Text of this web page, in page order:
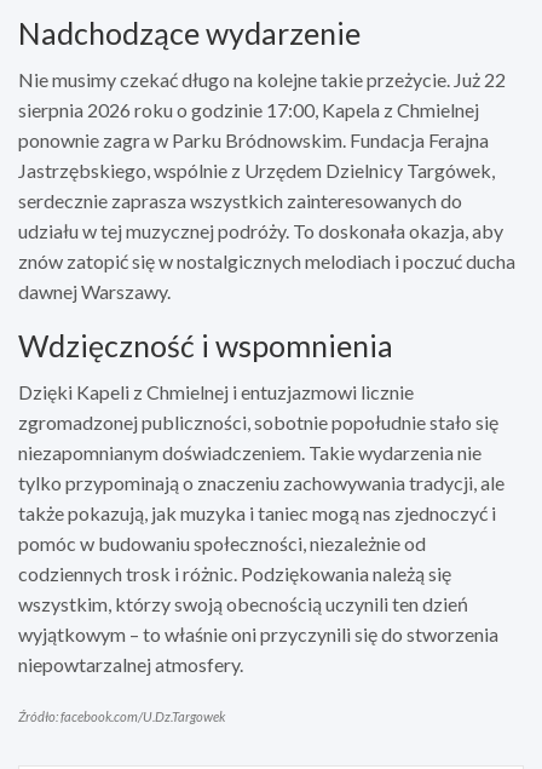
Nadchodzące wydarzenie
Nie musimy czekać długo na kolejne takie przeżycie. Już 22
sierpnia 2026 roku o godzinie 17:00, Kapela z Chmielnej
ponownie zagra w Parku Bródnowskim. Fundacja Ferajna
Jastrzębskiego, wspólnie z Urzędem Dzielnicy Targówek,
serdecznie zaprasza wszystkich zainteresowanych do
udziału w tej muzycznej podróży. To doskonała okazja, aby
znów zatopić się w nostalgicznych melodiach i poczuć ducha
dawnej Warszawy.
Wdzięczność i wspomnienia
Dzięki Kapeli z Chmielnej i entuzjazmowi licznie
zgromadzonej publiczności, sobotnie popołudnie stało się
niezapomnianym doświadczeniem. Takie wydarzenia nie
tylko przypominają o znaczeniu zachowywania tradycji, ale
także pokazują, jak muzyka i taniec mogą nas zjednoczyć i
pomóc w budowaniu społeczności, niezależnie od
codziennych trosk i różnic. Podziękowania należą się
wszystkim, którzy swoją obecnością uczynili ten dzień
wyjątkowym – to właśnie oni przyczynili się do stworzenia
niepowtarzalnej atmosfery.
Źródło: facebook.com/U.Dz.Targowek